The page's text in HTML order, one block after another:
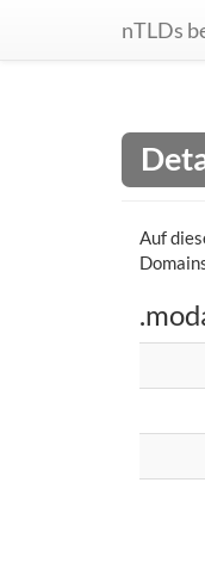
nTLDs
Auf